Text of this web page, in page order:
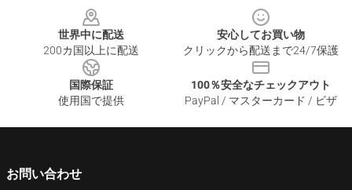
世界中に配送
200カ国以上に配送
安心してお買い物
クリックから配送まで24/7保護
国際保証
使用国で提供
100％安全なチェックアウト
PayPal / マスターカード / ビザ
お問い合わせ